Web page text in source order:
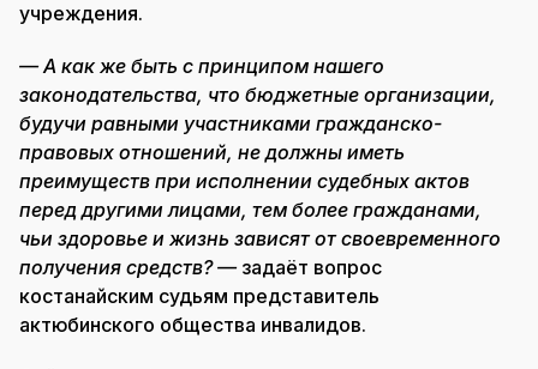
учреждения.
— А как же быть с принципом нашего
законодательства, что бюджетные организации,
будучи равными участниками гражданско-
правовых отношений, не должны иметь
преимуществ при исполнении судебных актов
перед другими лицами, тем более гражданами,
чьи здоровье и жизнь зависят от своевременного
получения средств? —задаёт вопрос
костанайским судьям представитель
актюбинского общества инвалидов.